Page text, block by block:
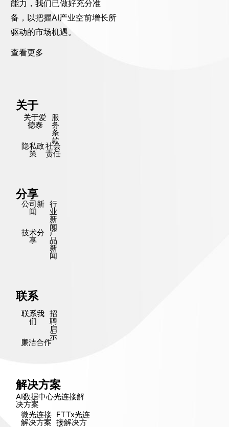
能力，我们已做好充分准
备，以把握AI产业空前增长所
驱动的市场机遇。
查看更多
关于
关于爱
德泰
服
务
条
款
隐私政
策
社会
责任
分享
公司新
闻
行
业
新
闻
技术分
享
产
品
新
闻
联系
联系我
们
招
聘
启
示
廉洁合作
解决方案
AI数据中心光连接解
决方​​案
微光连接
解决方​​案
FTTx光连
接解决方​​